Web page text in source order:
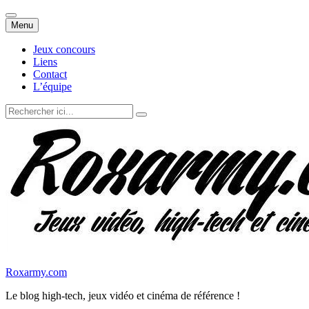
Menu Aller
au
contenu
Jeux concours
Liens
Contact
L’équipe
Recherche
pour
Roxarmy.com
Le blog high-tech, jeux vidéo et cinéma de référence !